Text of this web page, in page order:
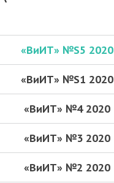
«ВиИТ» №S5 2020
«ВиИТ» №S1 2020
«ВиИТ» №4 2020
«ВиИТ» №3 2020
«ВиИТ» №2 2020